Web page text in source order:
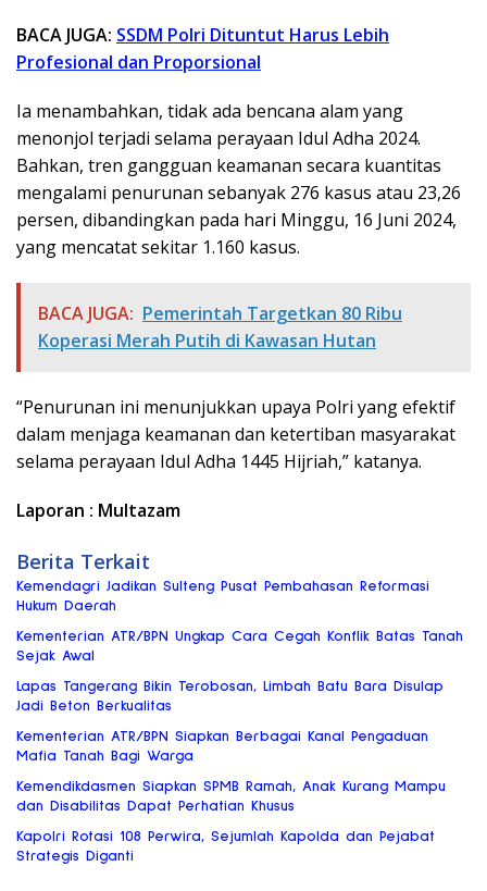
BACA JUGA: SSDM Polri Dituntut Harus Lebih
Profesional dan Proporsional
Ia menambahkan, tidak ada bencana alam yang
menonjol terjadi selama perayaan Idul Adha 2024.
Bahkan, tren gangguan keamanan secara kuantitas
mengalami penurunan sebanyak 276 kasus atau 23,26
persen, dibandingkan pada hari Minggu, 16 Juni 2024,
yang mencatat sekitar 1.160 kasus.
BACA JUGA: Pemerintah Targetkan 80 Ribu
Koperasi Merah Putih di Kawasan Hutan
“Penurunan ini menunjukkan upaya Polri yang efektif
dalam menjaga keamanan dan ketertiban masyarakat
selama perayaan Idul Adha 1445 Hijriah,” katanya.
Laporan : Multazam
Berita Terkait
Kemendagri Jadikan Sulteng Pusat Pembahasan Reformasi
Hukum Daerah
Kementerian ATR/BPN Ungkap Cara Cegah Konflik Batas Tanah
Sejak Awal
Lapas Tangerang Bikin Terobosan, Limbah Batu Bara Disulap
Jadi Beton Berkualitas
Kementerian ATR/BPN Siapkan Berbagai Kanal Pengaduan
Mafia Tanah Bagi Warga
Kemendikdasmen Siapkan SPMB Ramah, Anak Kurang Mampu
dan Disabilitas Dapat Perhatian Khusus
Kapolri Rotasi 108 Perwira, Sejumlah Kapolda dan Pejabat
Strategis Diganti